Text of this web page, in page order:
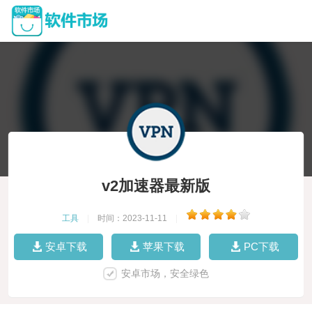
v2加速器最新版
工具 时间：2023-11-11
安卓下载 苹果下载 PC下载
安卓市场，安全绿色